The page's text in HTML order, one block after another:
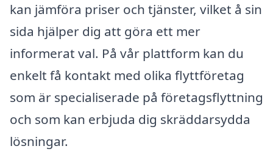
kan jämföra priser och tjänster, vilket å sin
sida hjälper dig att göra ett mer
informerat val. På vår plattform kan du
enkelt få kontakt med olika flyttföretag
som är specialiserade på företagsflyttning
och som kan erbjuda dig skräddarsydda
lösningar.